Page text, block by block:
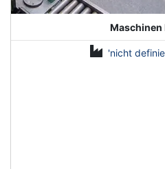
'nicht